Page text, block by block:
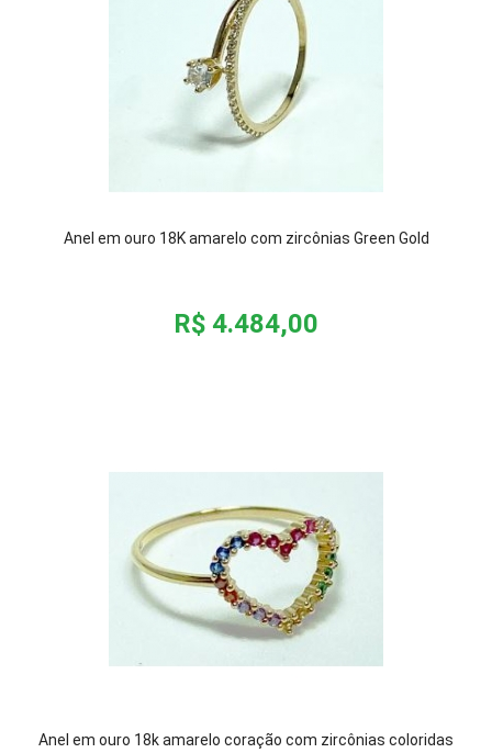
Anel em ouro 18K amarelo com zircônias Green Gold
R$ 4.484,00
Anel em ouro 18k amarelo coração com zircônias coloridas